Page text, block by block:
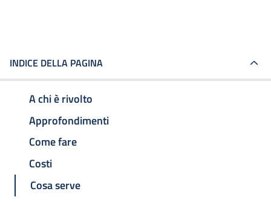
INDICE DELLA PAGINA
A chi è rivolto
Approfondimenti
Come fare
Costi
Cosa serve